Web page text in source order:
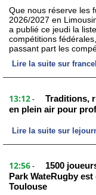
Que nous réserve les
2026/2027 en
a publié ce jeudi la
compétitions
passant part les
Lire la suite sur
13:12 -
Traditions,
en plein air pour
Lire la suite sur
12:56 -
1500
Park WateRugby
Toulouse